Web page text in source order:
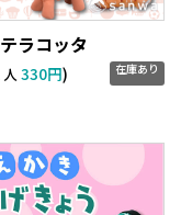
ラコッタ
330円) 在庫あり